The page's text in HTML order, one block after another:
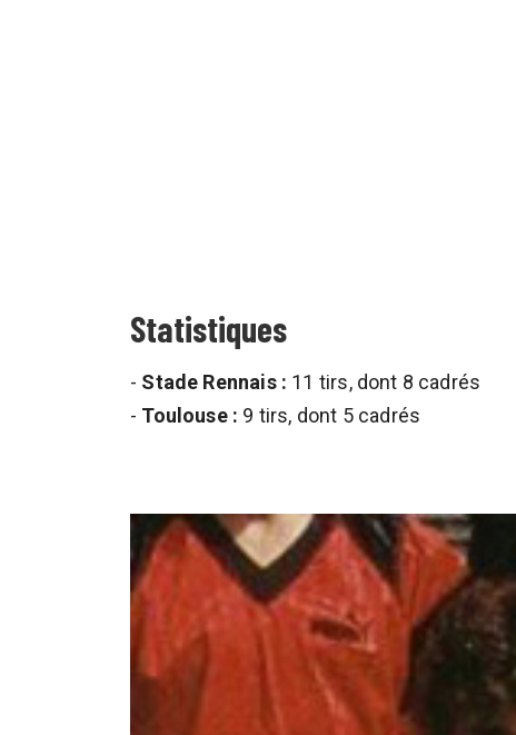
Statistiques
- Stade Rennais : 11 tirs, dont 8 cadrés
- Toulouse : 9 tirs, dont 5 cadrés